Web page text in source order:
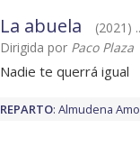
La abuela
(2021)
Dirigida por Paco Plaza
Nadie te querrá igual
REPARTO: Almudena